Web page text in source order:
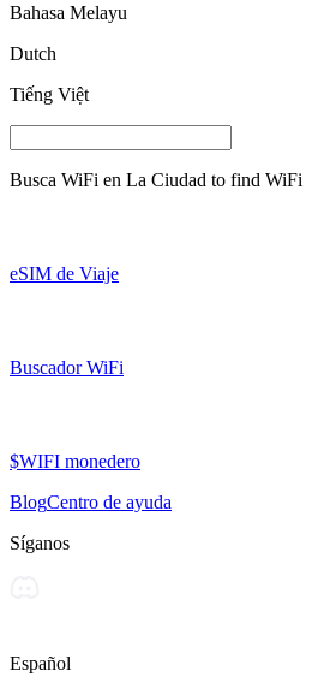
Bahasa Melayu
Dutch
Tiếng Việt
Busca WiFi en La Ciudad to find WiFi
eSIM de Viaje
Buscador WiFi
$WIFI monedero
BlogCentro de ayuda
Síganos
Español